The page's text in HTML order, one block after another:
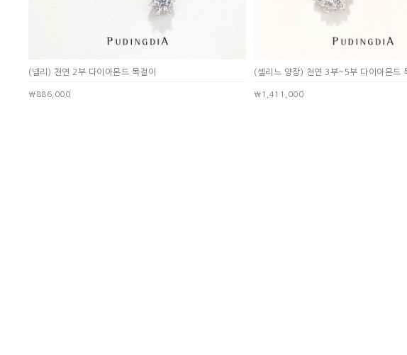
(넬리) 천연 2부 다이아몬드 목걸이
￦886,000
(셀리느 양장) 천연 3부~5부 다이아몬드
￦1,411,000